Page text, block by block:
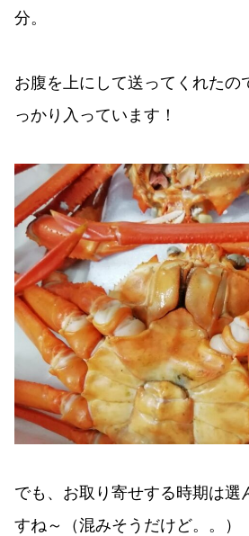
分。
お腹を上にして送ってくれたの
っかり入っています！
でも、お取り寄せする時期は選
すね～（混みそうだけど。。）